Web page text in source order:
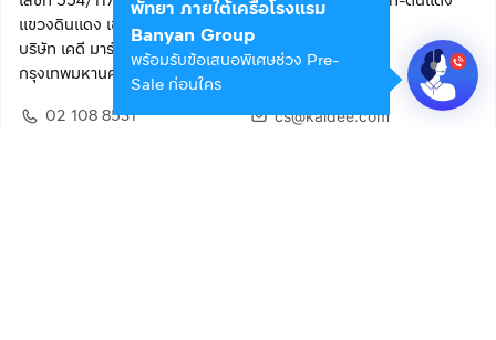
แขวงดินแดง เขตดินแดง
บริษัท เคดี มาร์เก็ตเพลส จำกัด (สำนักงานใหญ่)
กรุงเทพมหานคร 10400
02 108 8531
cs@kaidee.com
พัทยา ภายใต้เครือโรงแรม
Banyan Group
พร้อมรับข้อเสนอพิเศษช่วง Pre-
Sale ก่อนใคร